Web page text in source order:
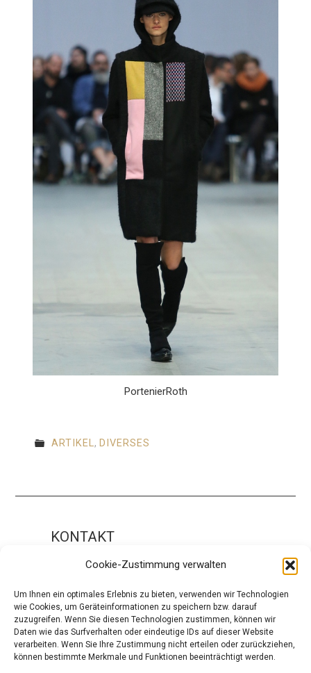
Cookie-Zustimmung verwalten
Um Ihnen ein optimales Erlebnis zu bieten, verwenden wir Technologien
wie Cookies, um Geräteinformationen zu speichern bzw. darauf
zuzugreifen. Wenn Sie diesen Technologien zustimmen, können wir
Daten wie das Surfverhalten oder eindeutige IDs auf dieser Website
verarbeiten. Wenn Sie Ihre Zustimmung nicht erteilen oder zurückziehen,
können bestimmte Merkmale und Funktionen beeinträchtigt werden.
PortenierRoth
ARTIKEL, DIVERSES
KONTAKT
Impressum
ÜBER UNS
Die Redaktion
Über modaCYCLE